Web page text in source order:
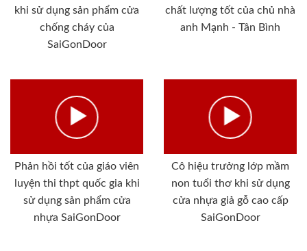
khi sử dụng sản phẩm cửa
chống cháy của
SaiGonDoor
chất lượng tốt của chủ nhà
anh Mạnh - Tân Bình
Phản hồi tốt của giáo viên
luyện thi thpt quốc gia khi
sử dụng sản phẩm cửa
nhựa SaiGonDoor
Cô hiệu trưởng lớp mầm
non tuổi thơ khi sử dụng
cửa nhựa giả gỗ cao cấp
SaiGonDoor